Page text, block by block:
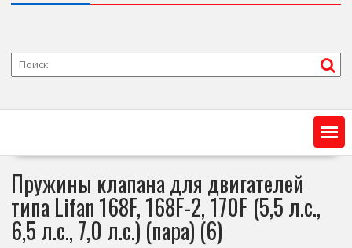
Пружины клапана для двигателей
типа Lifan 168F, 168F-2, 170F (5,5 л.с.,
6,5 л.с., 7,0 л.с.) (пара) (6)